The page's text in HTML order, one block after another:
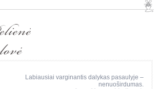
Labiausiai varginantis dalykas pasaulyje –
nenuoširdumas.